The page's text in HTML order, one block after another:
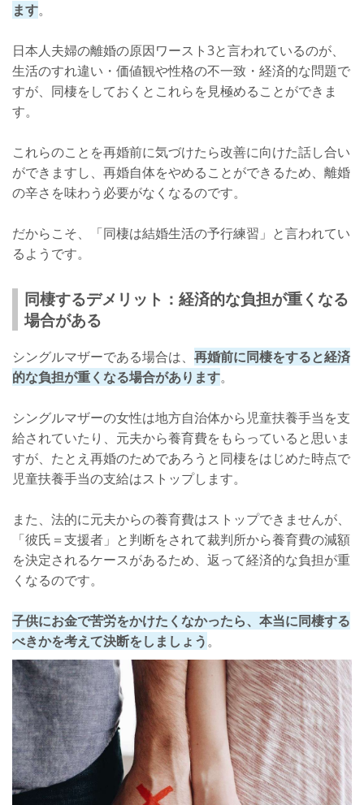
ます。
日本人夫婦の離婚の原因ワースト3と言われているのが、
生活のすれ違い・価値観や性格の不一致・経済的な問題で
すが、同棲をしておくとこれらを見極めることができま
す。
これらのことを再婚前に気づけたら改善に向けた話し合い
ができますし、再婚自体をやめることができるため、離婚
の辛さを味わう必要がなくなるのです。
だからこそ、「同棲は結婚生活の予行練習」と言われてい
るようです。
同棲するデメリット：経済的な負担が重くなる
場合がある
シングルマザーである場合は、 再婚前に同棲をすると経済
的な負担が重くなる場合があります。
シングルマザーの女性は地方自治体から児童扶養手当を支
給されていたり、元夫から養育費をもらっていると思いま
すが、たとえ再婚のためであろうと同棲をはじめた時点で
児童扶養手当の支給はストップします。
また、法的に元夫からの養育費はストップできませんが、
「彼氏＝支援者」と判断をされて裁判所から養育費の減額
を決定されるケースがあるため、返って経済的な負担が重
くなるのです。
子供にお金で苦労をかけたくなかったら、本当に同棲する
べきかを考えて決断をしましょう。